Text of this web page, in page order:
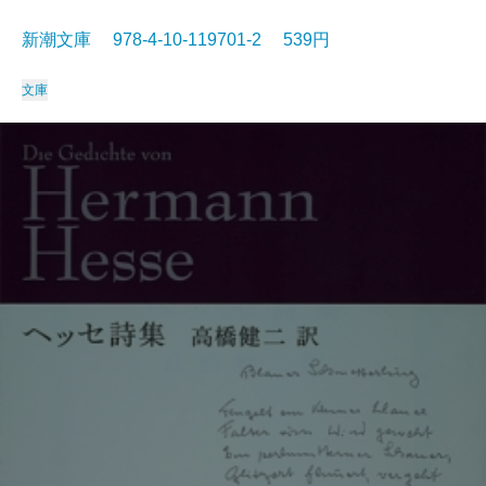
新潮文庫 978-4-10-119701-2 539円
文庫